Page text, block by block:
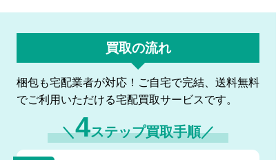
買取の流れ
梱包も宅配業者が対応！ご自宅で完結、送料無料
でご利用いただける宅配買取サービスです。
＼4ステップ買取手順／